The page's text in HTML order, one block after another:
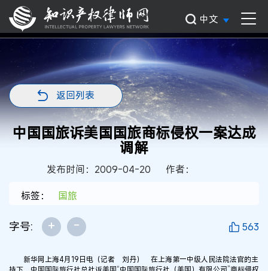
中文
返回列表
中国国旅诉美国国旅商标侵权一案达成
调解
发布时间：2009-04-20
作者：
标签：
国旅
字号: + - 563
新华网上海4月19日电（记者 刘丹） 在上海第一中级人民法院法官的主